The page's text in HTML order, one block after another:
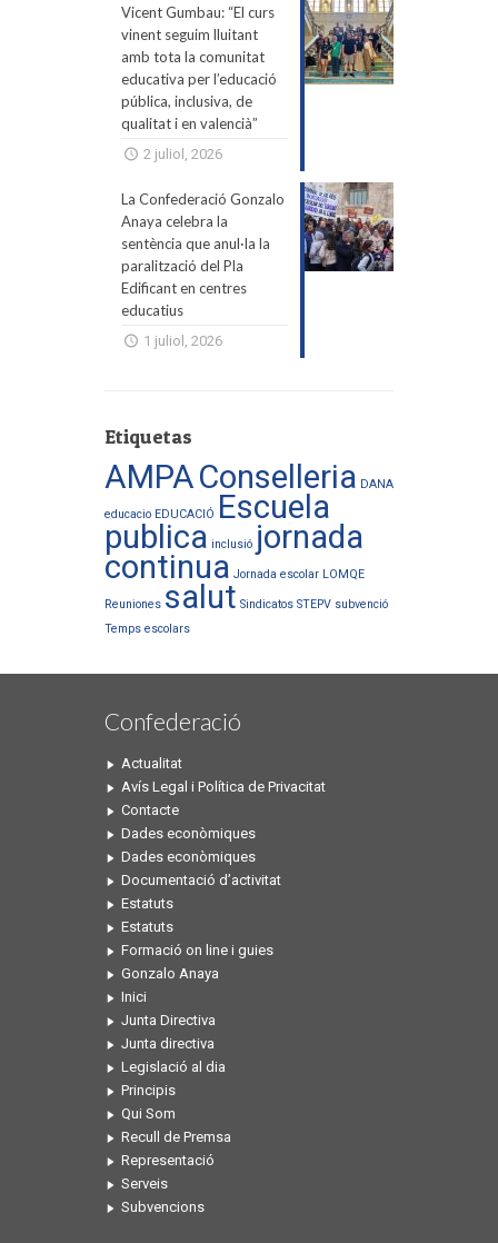
Vicent Gumbau: “El curs
vinent seguim lluitant
amb tota la comunitat
educativa per l’educació
pública, inclusiva, de
qualitat i en valencià”
2 juliol, 2026
La Confederació Gonzalo
Anaya celebra la
sentència que anul·la la
paralització del Pla
Edificant en centres
educatius
1 juliol, 2026
Etiquetas
AMPAConselleria DANA
educacio EDUCACIÓ Escuela
publica inclusió jornada
continua Jornada escolar LOMQE
Reuniones salut Sindicatos STEPV subvenció
Temps escolars
Confederació
Actualitat
Avís Legal i Política de Privacitat
Contacte
Dades econòmiques
Dades econòmiques
Documentació d’activitat
Estatuts
Estatuts
Formació on line i guies
Gonzalo Anaya
Inici
Junta Directiva
Junta directiva
Legislació al dia
Principis
Qui Som
Recull de Premsa
Representació
Serveis
Subvencions